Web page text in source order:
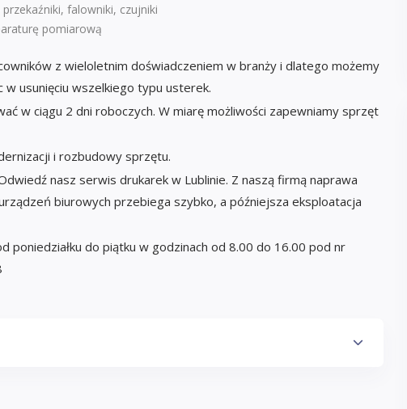
falowniki, czujniki
pomiarową
z wieloletnim doświadczeniem w branży i dlatego możemy
usunięciu wszelkiego typu usterek.
w ciągu 2 dni roboczych. W miarę możliwości zapewniamy sprzęt
i rozbudowy sprzętu.
nasz serwis drukarek w Lublinie. Z naszą firmą naprawa
biurowych przebiega szybko, a późniejsza eksploatacja
poniedziałku do piątku w godzinach od 8.00 do 16.00 pod nr